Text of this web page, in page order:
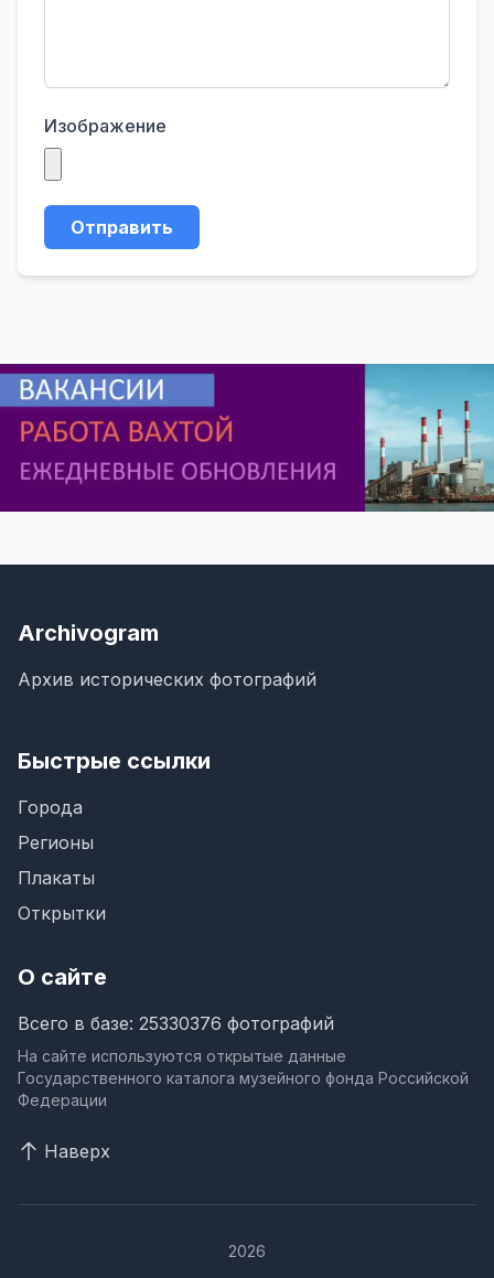
Изображение
Отправить
Archivogram
Архив исторических фотографий
Быстрые ссылки
Города
Регионы
Плакаты
Открытки
О сайте
Всего в базе: 25330376 фотографий
На сайте используются открытые данные
Государственного каталога музейного фонда Российской
Федерации
Наверх
2026